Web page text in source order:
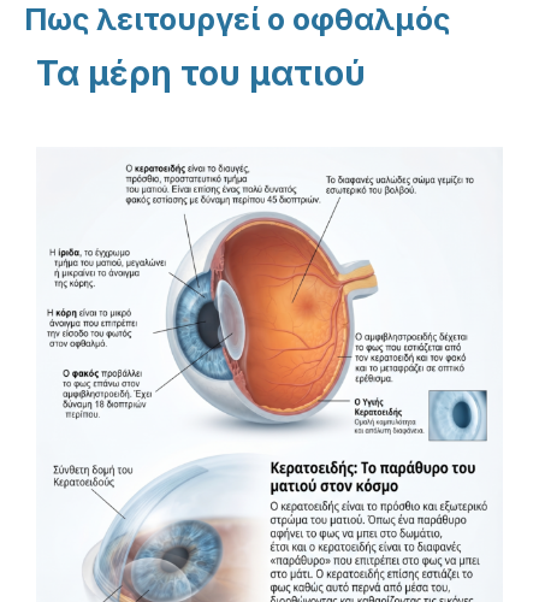
Πως λειτουργεί ο οφθαλμός
Τα μέρη του ματιού